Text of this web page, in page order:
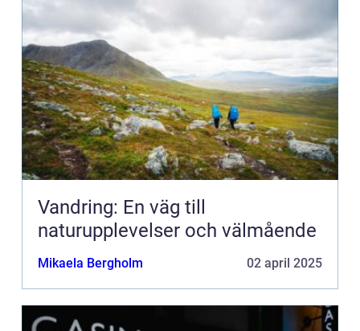
Vandring: En väg till
naturupplevelser och välmående
Mikaela Bergholm 02 april 2025